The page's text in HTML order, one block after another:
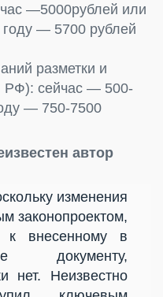
—5000рублей или
— 5700 рублей
разметки и
РФ): сейчас — 500-
— 750-7500
автор
изменения
законопроектом,
внесенному в
документу,
нет. Неизвестно